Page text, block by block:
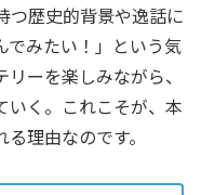
つ歴史的背景や逸話に
でみたい！」という気
ーを楽しみながら、
いく。これこそが、本
理由なのです。